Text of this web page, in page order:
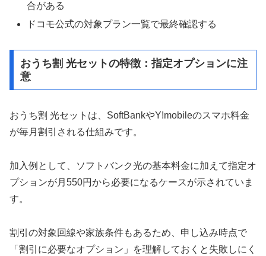
合がある
ドコモ公式の対象プラン一覧で最終確認する
おうち割 光セットの特徴：指定オプションに注
意
おうち割 光セットは、SoftBankやY!mobileのスマホ料金
が毎月割引される仕組みです。
加入例として、ソフトバンク光の基本料金に加えて指定オ
プションが月550円から必要になるケースが示されていま
す。
割引の対象回線や家族条件もあるため、申し込み時点で
「割引に必要なオプション」を理解しておくと失敗しにく